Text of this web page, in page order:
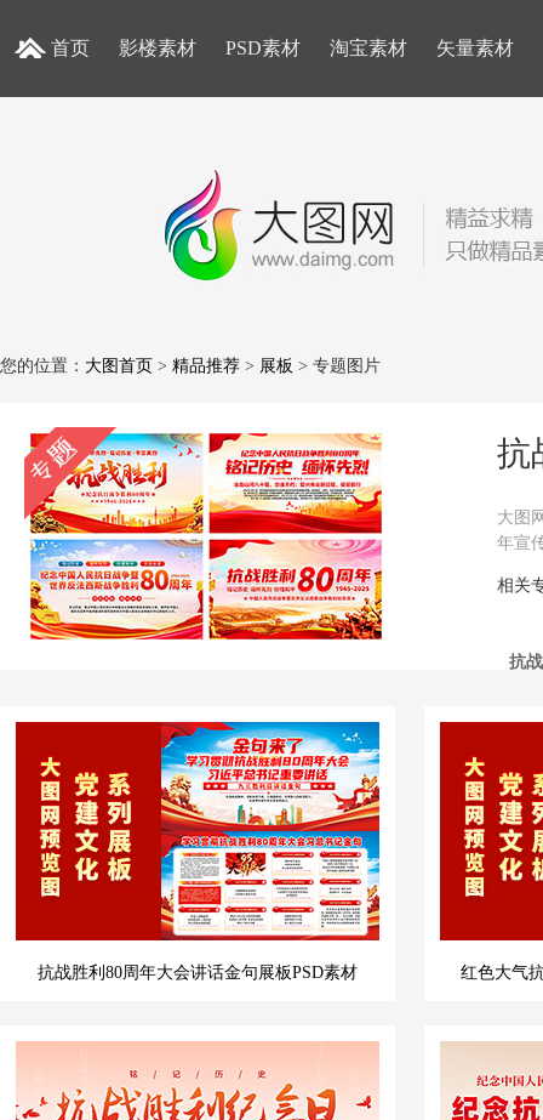
首页 影楼素材 PSD素材 淘宝素材 矢量素材
您的位置： 大图首页 > 精品推荐 > 展板 > 专题图片
抗
大图
年宣
相关
抗
抗战胜利80周年大会讲话金句展板PSD素材 红色大气